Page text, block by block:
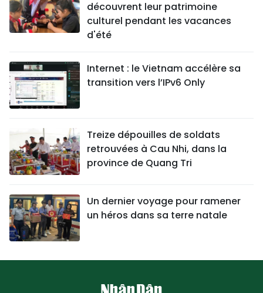
découvrent leur patrimoine
culturel pendant les vacances
d'été
Internet : le Vietnam accélère sa
transition vers l’IPv6 Only
Treize dépouilles de soldats
retrouvées à Cau Nhi, dans la
province de Quang Tri
Un dernier voyage pour ramener
un héros dans sa terre natale